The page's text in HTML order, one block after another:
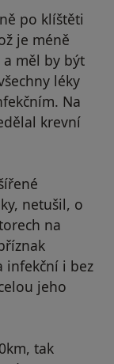
po klíštěti
je méně
měl by být
léky
Na
krevní
netušil, o
na
infekční i bez
jeho
tak